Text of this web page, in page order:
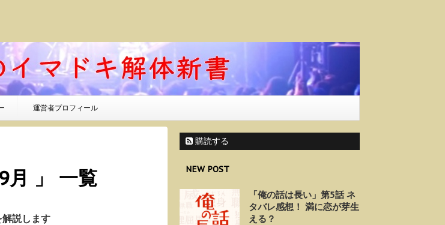
運営者プロフィール
月 」 一覧
説します
購読する
NEW POST
「俺の話は長い」第5話 ネ
タバレ感想！ 満に恋が芽生
える？